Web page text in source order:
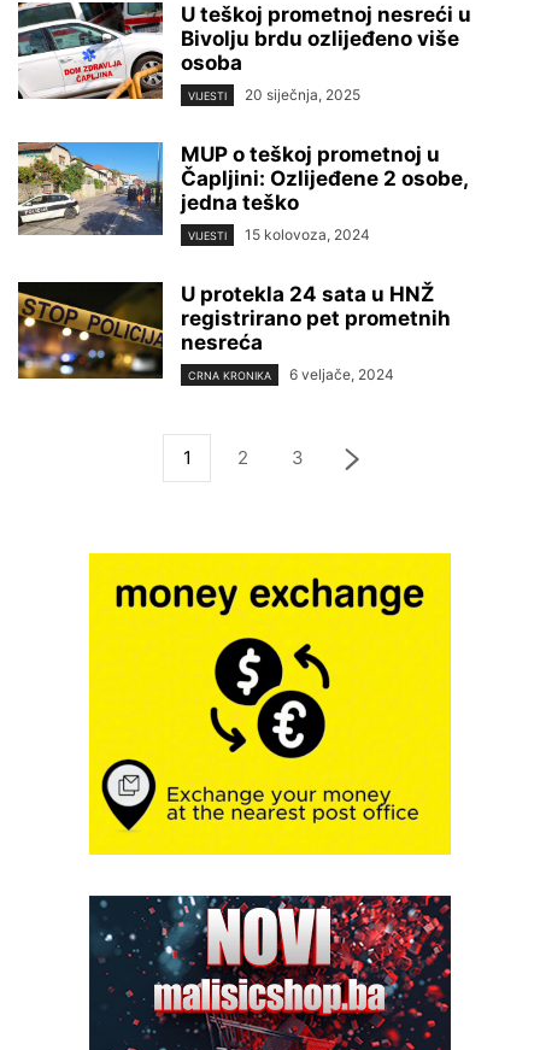
U teškoj prometnoj nesreći u
Bivolju brdu ozlijeđeno više
osoba
VIJESTI 20 siječnja, 2025
MUP o teškoj prometnoj u
Čapljini: Ozlijeđene 2 osobe,
jedna teško
VIJESTI 15 kolovoza, 2024
U protekla 24 sata u HNŽ
registrirano pet prometnih
nesreća
CRNA KRONIKA 6 veljače, 2024
1 2 3